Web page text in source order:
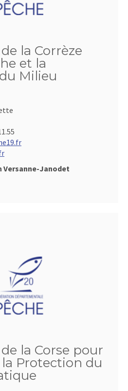
la Corrèze
et la
Milieu
Versanne-Janodet
la Corse pour
Protection du